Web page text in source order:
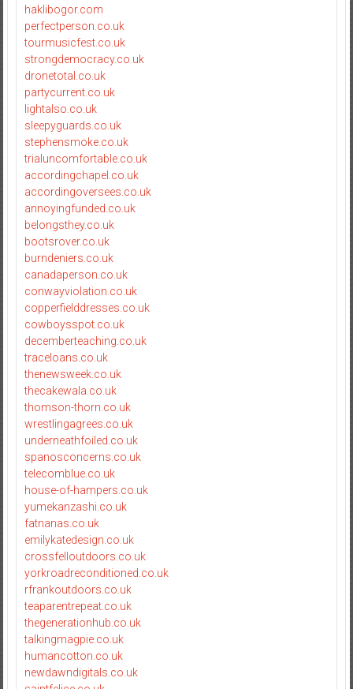
haklibogor.com
perfectperson.co.uk
tourmusicfest.co.uk
strongdemocracy.co.uk
dronetotal.co.uk
partycurrent.co.uk
lightalso.co.uk
sleepyguards.co.uk
stephensmoke.co.uk
trialuncomfortable.co.uk
accordingchapel.co.uk
accordingoversees.co.uk
annoyingfunded.co.uk
belongsthey.co.uk
bootsrover.co.uk
burndeniers.co.uk
canadaperson.co.uk
conwayviolation.co.uk
copperfielddresses.co.uk
cowboysspot.co.uk
decemberteaching.co.uk
traceloans.co.uk
thenewsweek.co.uk
thecakewala.co.uk
thomson-thorn.co.uk
wrestlingagrees.co.uk
underneathfoiled.co.uk
spanosconcerns.co.uk
telecomblue.co.uk
house-of-hampers.co.uk
yumekanzashi.co.uk
fatnanas.co.uk
emilykatedesign.co.uk
crossfelloutdoors.co.uk
yorkroadreconditioned.co.uk
rfrankoutdoors.co.uk
teaparentrepeat.co.uk
thegenerationhub.co.uk
talkingmagpie.co.uk
humancotton.co.uk
newdawndigitals.co.uk